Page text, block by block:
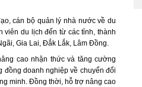
cán bộ quản lý nhà nước về du
viên du lịch đến từ các tỉnh, thành
Gia Lai, Đắk Lắk, Lâm Đồng.
cao nhận thức và tăng cường
doanh nghiệp về chuyển đổi
minh. Đồng thời, hỗ trợ nâng cao